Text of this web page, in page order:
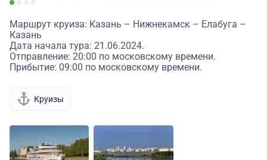
Маршрут круиза: Казань – Нижнекамск – Елабуга –
Казань
Дата начала тура: 21.06.2024.
Отправление: 20:00 по московскому времени.
Прибытие: 09:00 по московскому времени.
Круизы